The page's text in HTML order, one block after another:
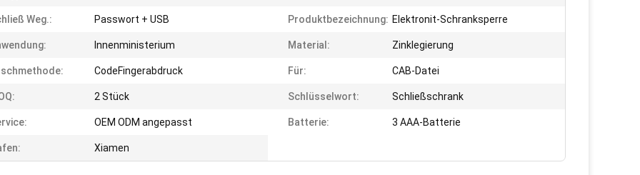
Weg.: Passwort + USB Produktbezeichnung: Elektronit-Schranksperre
Innenministerium Material: Zinklegierung
CodeFingerabdruck Für: CAB-Datei
2 Stück Schlüsselwort: Schließschrank
OEM ODM angepasst Batterie: 3 AAA-Batterie
Xiamen